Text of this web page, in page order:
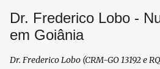
Pular para o
Dr. Frederico Lobo -
em Goiânia
Dr. Frederico Lobo (CRM-GO 13192 e